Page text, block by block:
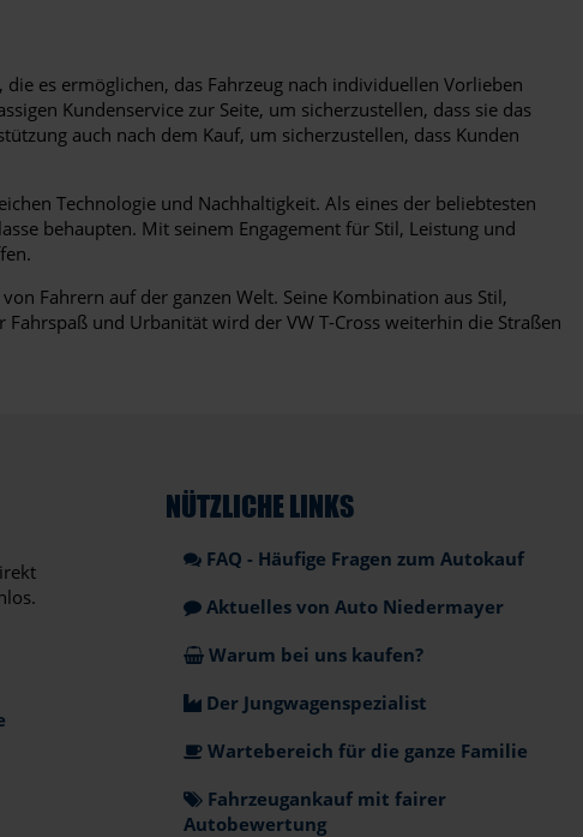
es ermöglichen, das Fahrzeug nach individuellen Vorlieben
Kundenservice zur Seite, um sicherzustellen, dass sie das
auch nach dem Kauf, um sicherzustellen, dass Kunden
Technologie und Nachhaltigkeit. Als eines der beliebtesten
behaupten. Mit seinem Engagement für Stil, Leistung und
Fahrern auf der ganzen Welt. Seine Kombination aus Stil,
und Urbanität wird der VW T-Cross weiterhin die Straßen
NÜTZLICHE LINKS
FAQ - Häufige Fragen zum Autokauf
Aktuelles von Auto Niedermayer
Warum bei uns kaufen?
Der Jungwagenspezialist
Wartebereich für die ganze Familie
Fahrzeugankauf mit fairer
Autobewertung